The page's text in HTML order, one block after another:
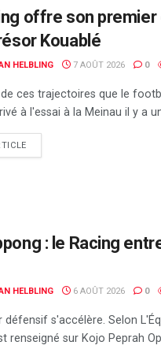
offre son
Kouablé
HELBLING 7 AOÛT 2026 0
ces trajectoires que le
à l'essai à la Meinau il y a
DETAILS
: le Racing
HELBLING 6 AOÛT 2026 0
défensif s'accélère. Selon
renseigné sur Kojo Peprah